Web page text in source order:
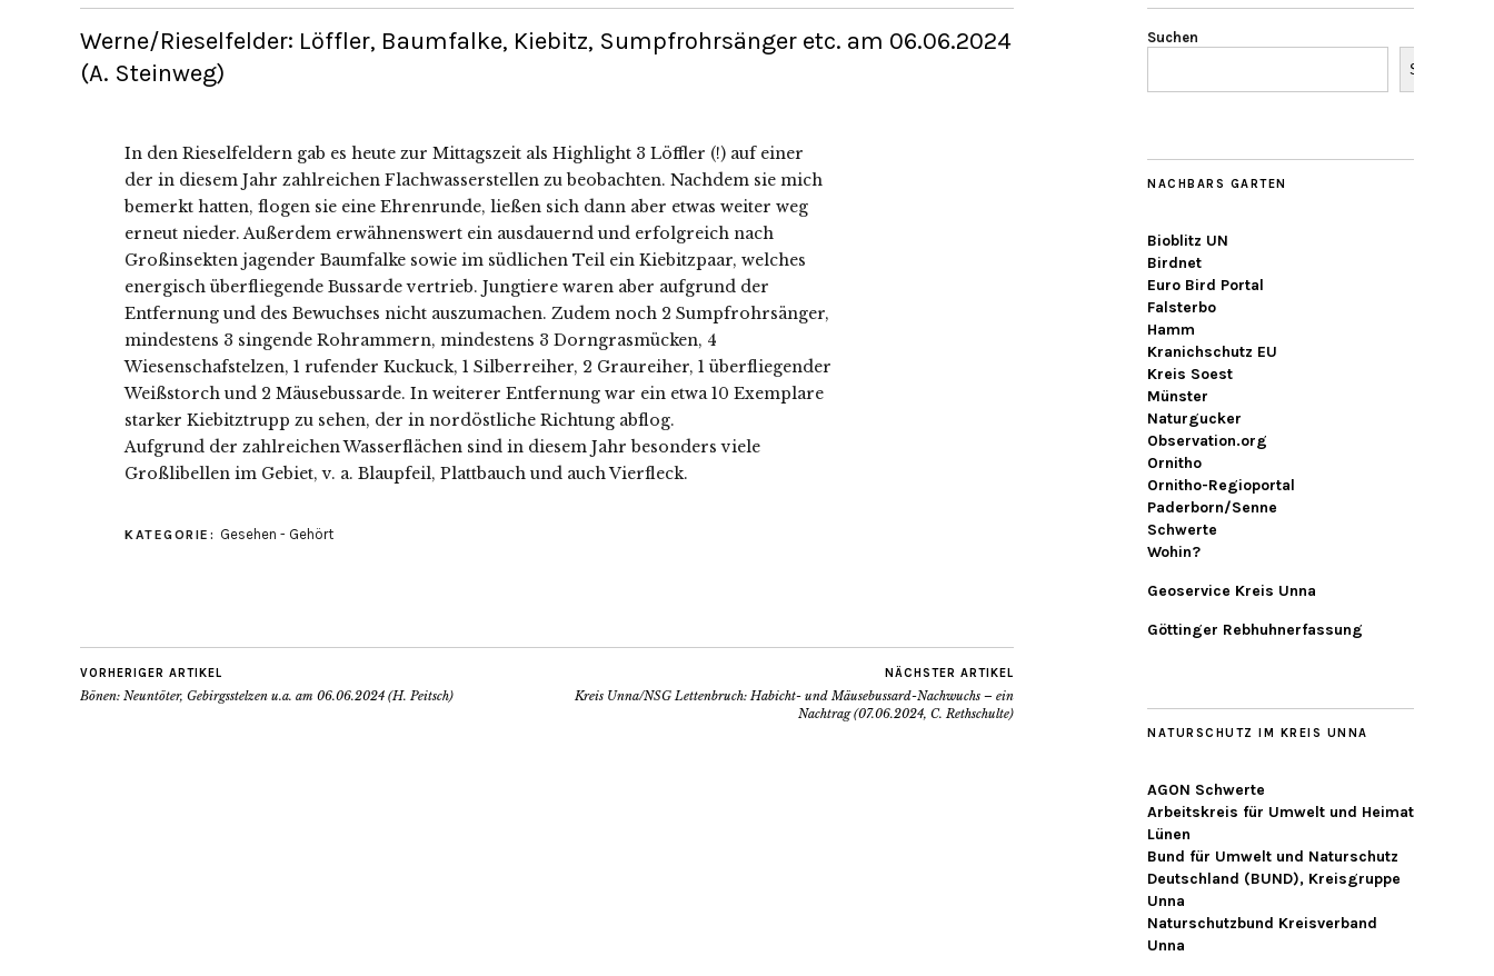
Werne/Rieselfelder: Löffler, Baumfalke, Kiebitz, Sumpfrohrsänger etc. am 06.06.2024
(A. Steinweg)
In den Rieselfeldern gab es heute zur Mittagszeit als Highlight 3 Löffler (!) auf einer
der in diesem Jahr zahlreichen Flachwasserstellen zu beobachten. Nachdem sie mich
bemerkt hatten, flogen sie eine Ehrenrunde, ließen sich dann aber etwas weiter weg
erneut nieder. Außerdem erwähnenswert ein ausdauernd und erfolgreich nach
Großinsekten jagender Baumfalke sowie im südlichen Teil ein Kiebitzpaar, welches
energisch überfliegende Bussarde vertrieb. Jungtiere waren aber aufgrund der
Entfernung und des Bewuchses nicht auszumachen. Zudem noch 2 Sumpfrohrsänger,
mindestens 3 singende Rohrammern, mindestens 3 Dorngrasmücken, 4
Wiesenschafstelzen, 1 rufender Kuckuck, 1 Silberreiher, 2 Graureiher, 1 überfliegender
Weißstorch und 2 Mäusebussarde. In weiterer Entfernung war ein etwa 10 Exemplare
starker Kiebitztrupp zu sehen, der in nordöstliche Richtung abflog.
Aufgrund der zahlreichen Wasserflächen sind in diesem Jahr besonders viele
Großlibellen im Gebiet, v. a. Blaupfeil, Plattbauch und auch Vierfleck.
KATEGORIE: Gesehen - Gehört
VORHERIGER ARTIKEL
Bönen: Neuntöter, Gebirgsstelzen u.a. am 06.06.2024 (H. Peitsch)
NÄCHSTER ARTIKEL
Kreis Unna/NSG Lettenbruch: Habicht- und Mäusebussard-Nachwuchs – ein
Nachtrag (07.06.2024, C. Rethschulte)
Suchen
Suchen
NACHBARS GARTEN
Bioblitz UN
Birdnet
Euro Bird Portal
Falsterbo
Hamm
Kranichschutz EU
Kreis Soest
Münster
Naturgucker
Observation.org
Ornitho
Ornitho-Regioportal
Paderborn/Senne
Schwerte
Wohin?
Geoservice Kreis Unna
Göttinger Rebhuhnerfassung
NATURSCHUTZ IM KREIS UNNA
AGON Schwerte
Arbeitskreis für Umwelt und Heimat
Lünen
Bund für Umwelt und Naturschutz
Deutschland (BUND), Kreisgruppe
Unna
Naturschutzbund Kreisverband
Unna